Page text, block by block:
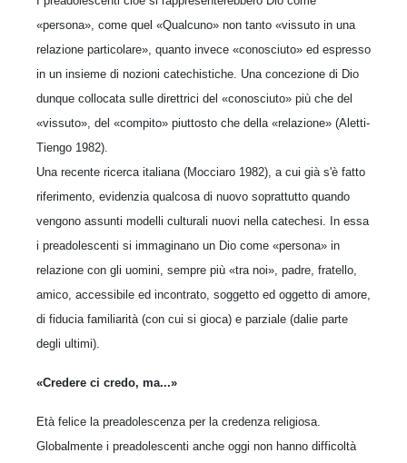
«persona», come quel «Qualcuno» non tanto «vissuto in una
relazione particolare», quanto invece «conosciuto» ed espresso
in un insieme di nozioni catechistiche. Una concezione di Dio
dunque collocata sulle direttrici del «conosciuto» più che del
«vissuto», del «compito» piuttosto che della «relazione» (Aletti-
Tiengo 1982).
Una recente ricerca italiana (Mocciaro 1982), a cui già s'è fatto
riferimento, evidenzia qualcosa di nuovo soprattutto quando
vengono assunti modelli culturali nuovi nella catechesi. In essa
i preadolescenti si immaginano un Dio come «persona» in
relazione con gli uomini, sempre più «tra noi», padre, fratello,
amico, accessibile ed incontrato, soggetto ed oggetto di amore,
di fiducia familiarità (con cui si gioca) e parziale (dalie parte
degli ultimi).
«Credere ci credo, ma...»
Età felice la preadolescenza per la credenza religiosa.
Globalmente i preadolescenti anche oggi non hanno difficoltà